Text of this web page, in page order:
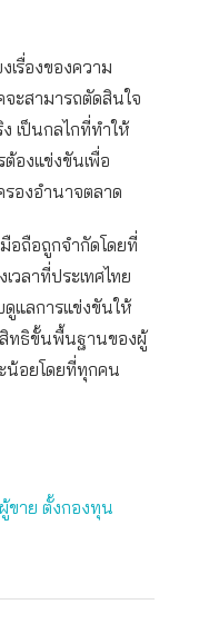
เรื่องของความ
ะสามารถตัดสินใจ
ป็นกลไกที่ทำให้
องแข่งขันเพื่อ
องอำนาจตลาด
ถือถูกจำกัดโดยที่
ลาที่ประเทศไทย
แลการแข่งขันให้
สิทธิขั้นพื้นฐานของผู้
น้อยโดยที่ทุกคน
าย ตั้งกองทุน